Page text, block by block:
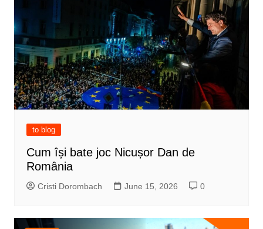
to blog
Cum își bate joc Nicușor Dan de
România
Cristi Dorombach June 15, 2026 0